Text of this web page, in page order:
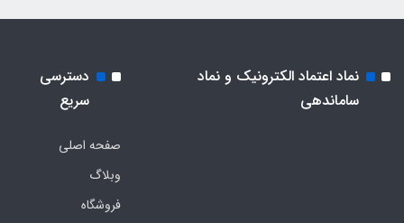
نماد اعتماد الکترونیک و نماد
ساماندهی
دسترسی
سریع
صفحه اصلی
وبلاگ
فروشگاه